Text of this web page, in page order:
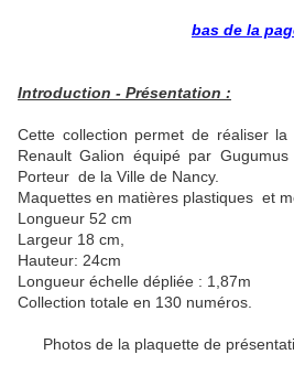
bas de la
Introduction - Présentation :
Cette collection permet de réaliser la
Renault Galion équipé par
Porteur de la Ville de Nancy.
Maquettes en matières plastiques et
Longueur 52 cm
Largeur 18 cm,
Hauteur: 24cm
Longueur échelle dépliée : 1,87m
Collection totale en 130 numéros.
Photos de la plaquette de